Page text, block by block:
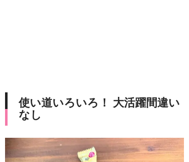
使い道いろいろ！ 大活躍間違い
なし